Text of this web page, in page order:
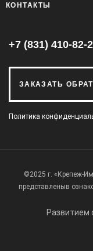
КОНТАКТЫ
+7 (831) 410-82-
ЗАКАЗАТЬ
Политика
©2025 г. «Крепеж-
представленыв
Развитием